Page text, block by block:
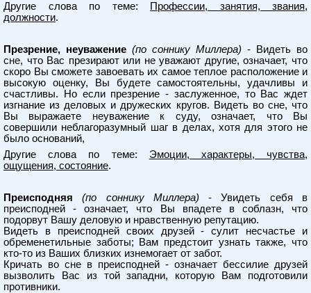
Другие слова по теме:
Профессии, занятия, звания,
должности.
Презрение, неуважение (по соннику Миллера) - Видеть во
сне, что Вас презирают или не уважают другие, означает, что
скоро Вы сможете завоевать их самое теплое расположение и
высокую оценку, Вы будете самостоятельны, удачливы и
счастливы. Но если презрение - заслуженное, то Вас ждет
изгнание из деловых и дружеских кругов. Видеть во сне, что
Вы выражаете неуважение к суду, означает, что Вы
совершили неблагоразумный шаг в делах, хотя для этого не
было оснований,
Другие слова по теме: Эмоции, характеры, чувства,
ощущения, состояние.
Преисподняя (по соннику Миллера) - Увидеть себя в
преисподней - означает, что Вы впадете в соблазн, что
подорвут Вашу деловую и нравственную репутацию.
Видеть в преисподней своих друзей - сулит несчастье и
обременетильные заботы; Вам предстоит узнать также, что
кто-то из Ваших близких изнемогает от забот.
Кричать во сне в преисподней - означает бессилие друзей
вызволить Вас из той западни, которую Вам подготовили
противники.